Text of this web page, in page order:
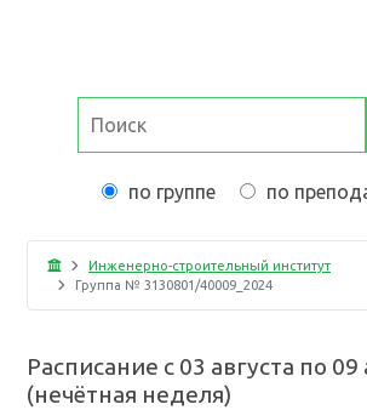
по группе по
Инженерно-строительный институт
Группа № 3130801/40009_2024
Расписание с 03 августа по 09
(нечётная неделя)